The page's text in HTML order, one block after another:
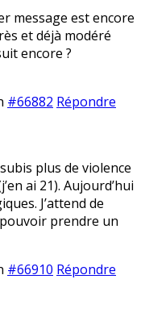
message est encore
et déjà modéré
encore ?
#66882 Répondre
plus de violence
ai 21). Aujourd’hui
J’attend de
prendre un
#66910 Répondre